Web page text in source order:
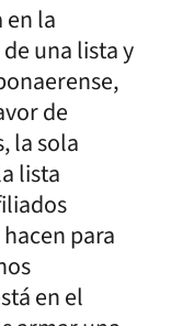
en la
una lista y
de
la sola
lista
para
en el